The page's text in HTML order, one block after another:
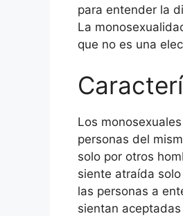
para entender la
La
que no es una
Los
personas del
solo por otros
siente atraída
las personas a
sientan